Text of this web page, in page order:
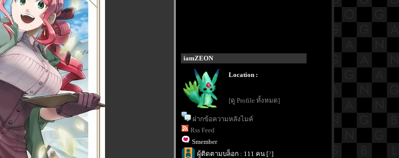
iamZEON
Location :
[ดู Profile ทั้งหมด]
ฝากข้อความหลังไมค์
Rss Feed
Smember
ผู้ติดตามบล็อก : 111 คน [?]